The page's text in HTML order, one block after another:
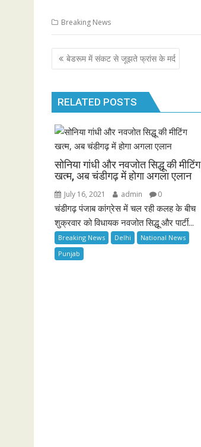
Breaking News
Post
navigation
बेडरूम में संकट से जूझते फ्रांस के मर्द
RELATED POSTS
सोनिया गांधी और नवजोत सिद्धू की मीटिंग
खत्म, अब चंडीगढ़ में होगा अगला एलान
July 16, 2021 admin 0
चंडीगढ़ पंजाब कांग्रेस में चल रही कलह के बीच
शुक्रवार को विधायक नवजोत सिद्धू और पार्टी...
Breaking News Delhi
National News
Punjab